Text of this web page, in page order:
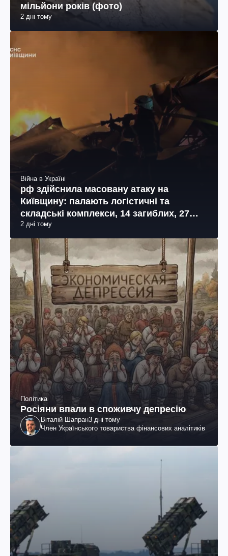
мільйони років (фото)
2 дні тому
Війна в Україні
рф здійснила масовану атаку на
Київщину: палають логістичні та
складські комплекси, 14 загиблих, 27
поранених (фото, відео)
2 дні тому
Політика
Росіяни впали в споживчу депресію
Віталій Шапран3 дні тому
Член Українського товариства фінансових аналітиків